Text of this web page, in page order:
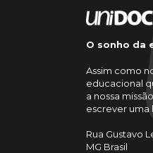
O sonho da
Assim como
educacional
a nossa
escrever uma
Rua Gustavo
MG Brasil